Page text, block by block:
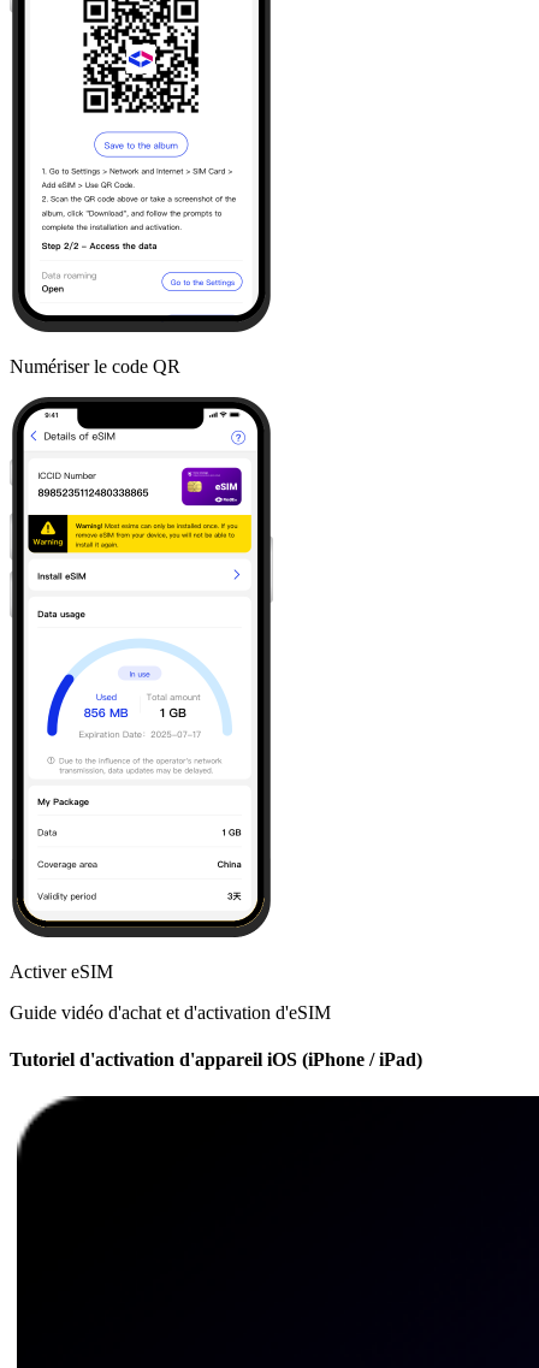
Numériser le code QR
Activer eSIM
Guide vidéo d'achat et d'activation d'eSIM
Tutoriel d'activation d'appareil iOS (iPhone / iPad)